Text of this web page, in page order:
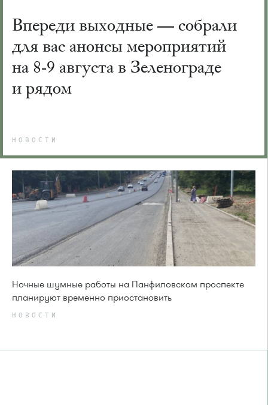
Впереди выходные — собрали
для вас анонсы мероприятий
на 8-9 августа в Зеленограде
и рядом
НОВОСТИ
Ночные шумные работы на Панфиловском проспекте
планируют временно приостановить
НОВОСТИ